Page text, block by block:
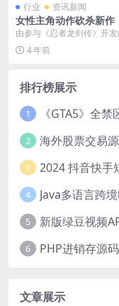
行业 资讯新闻
女性主角动作砍杀新作
令：死亡》战斗演示
由参与《忍者龙剑传》开发
制作的动作游戏新作《通缉
亡》，今天（...
4 年前
排行榜展示
1 《GTA5》全
2
3 2024 抖音快手
4
5 新版绿豆视频
6
文章展示